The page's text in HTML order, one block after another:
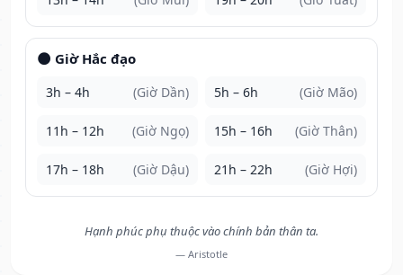
🌑 Giờ Hắc đạo
3h – 4h (Giờ Dần) 5h – 6h (Giờ Mão)
11h – 12h (Giờ Ngọ) 15h – 16h (Giờ Thân)
17h – 18h (Giờ Dậu) 21h – 22h (Giờ Hợi)
Hạnh phúc phụ thuộc vào chính bản thân ta.
— Aristotle